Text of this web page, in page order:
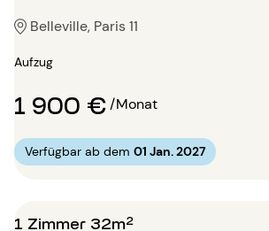
Belleville, Paris 11
Aufzug
1 900 €/Monat
Verfügbar ab dem 01 Jan. 2027
1 Zimmer 32m²